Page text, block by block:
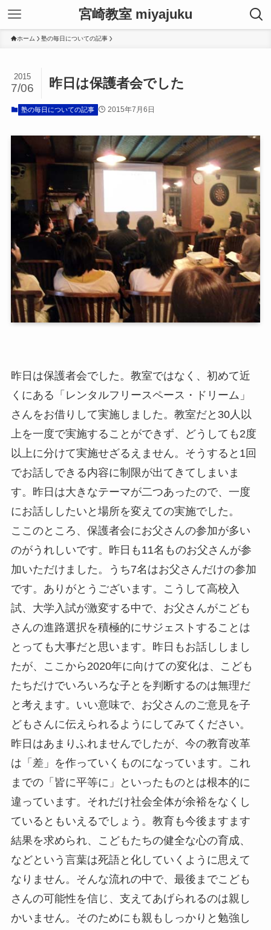
宮崎教室 miyajuku
ホーム 塾の毎日についての記事
昨日は保護者会でした
2015
7/06
塾の毎日についての記事 2015年7月6日
昨日は保護者会でした。教室ではなく、初めて近
くにある「レンタルフリースペース・ドリーム」
さんをお借りして実施しました。教室だと30人以
上を一度で実施することができず、どうしても2度
以上に分けて実施せざるえません。そうすると1回
でお話しできる内容に制限が出てきてしまいま
す。昨日は大きなテーマが二つあったので、一度
にお話ししたいと場所を変えての実施でした。
ここのところ、保護者会にお父さんの参加が多い
のがうれしいです。昨日も11名ものお父さんが参
加いただけました。うち7名はお父さんだけの参加
です。ありがとうございます。こうして高校入
試、大学入試が激変する中で、お父さんがこども
さんの進路選択を積極的にサジェストすることは
とっても大事だと思います。昨日もお話ししまし
たが、ここから2020年に向けての変化は、こども
たちだけでいろいろな子とを判断するのは無理だ
と考えます。いい意味で、お父さんのご意見を子
どもさんに伝えられるようにしてみてください。
昨日はあまりふれませんでしたが、今の教育改革
は「差」を作っていくものになっています。これ
までの「皆に平等に」といったものとは根本的に
違っています。それだけ社会全体が余裕をなくし
ているともいえるでしょう。教育も今後ますます
結果を求められ、こどもたちの健全な心の育成、
などという言葉は死語と化していくように思えて
なりません。そんな流れの中で、最後までこども
さんの可能性を信じ、支えてあげられるのは親し
かいません。そのためにも親もしっかりと勉強し